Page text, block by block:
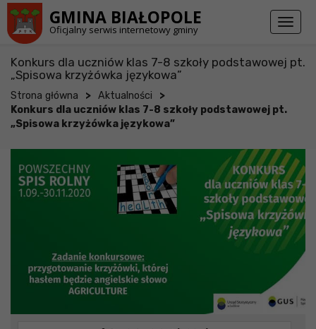
GMINA BIAŁOPOLE
Oficjalny serwis internetowy gminy
Toggle
Konkurs dla uczniów klas 7-8 szkoły podstawowej pt.
„Spisowa krzyżówka językowa”
Strona główna > Aktualności >
Konkurs dla uczniów klas 7-8 szkoły podstawowej pt.
„Spisowa krzyżówka językowa”